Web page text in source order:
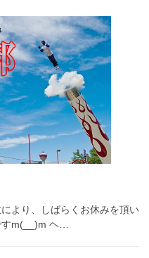
より、しばらくお休みを頂い
m(__)m ヘ…